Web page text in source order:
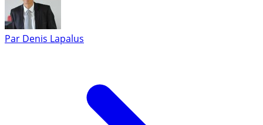
Par Denis Lapalus